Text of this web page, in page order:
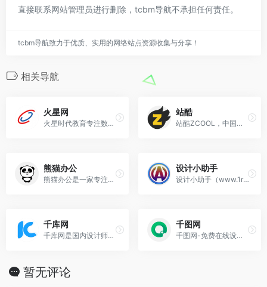
直接联系网站管理员进行删除，tcbm导航不承担任何责任。
tcbm导航致力于优质、实用的网络站点资源收集与分享！
相关导航
火星网
火星时代教育专注数字艺术教育29年，开设课程有游戏设计培训、游戏程序培训、动画培训、原画培训、影视后期培训、短视频制作、室内设计培训、动画培训、UI设计培训、插
站酷
站酷ZCOOL，中国设计师互动平台。深耕设计领域十八年，站酷聚集了1700万设计师、摄影师、插画师、艺术家、创意人，设计创意群体中具有较高的影响力与号召力。
熊猫办公
熊猫办公是一家专注创意设计模板下载的网站，涵盖行业优质精品PPT模板、Word模板、Excel模板、免抠元素、视频素材、字体和音效及配乐素材等，集办公设计模板于
设计小助手
设计小助手（www.1rrp.com）是一个永久免费的设计软件素材教程自学网站，分享提供AutoCAD、Catia、UG、Pro/E、Creo、Solidwor
千库网
千库网是国内设计师喜欢的图片素材库，588ku.com为设计师提供各类好看免费的png图片和素材、背景图片、背景素材、海报背景、banner背景、边框花纹素材、
千图网
千图网-免费在线设计图片素材网站-正版商用素材图库模板大全
暂无评论